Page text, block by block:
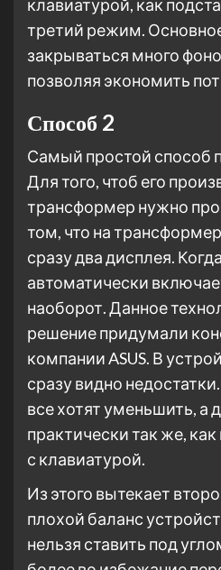
клавиатурой, как
третий режим.
закрываться много
позволяя экономить
Способ 2
Самый простой способ
Для того, чтоб его
трансформер нужно
том, что на
сразу два дисплея.
автоматически
наоборот. Данное
решение придумали
компании ASUS. В
сразу видно
все хотят уменьшить, а
практически так же, как
с клавиатурой.
Из этого вытекает
плохой баланс
нельзя ставить под